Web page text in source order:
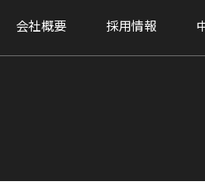
会社概要 採用情報